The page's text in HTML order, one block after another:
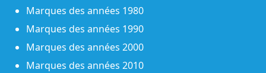
Marques des années 1980
Marques des années 1990
Marques des années 2000
Marques des années 2010